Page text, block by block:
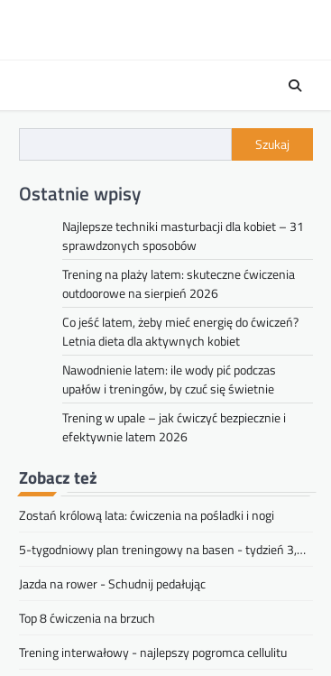
Szukaj
Ostatnie wpisy
Najlepsze techniki masturbacji dla kobiet – 31
sprawdzonych sposobów
Trening na plaży latem: skuteczne ćwiczenia
outdoorowe na sierpień 2026
Co jeść latem, żeby mieć energię do ćwiczeń?
Letnia dieta dla aktywnych kobiet
Nawodnienie latem: ile wody pić podczas
upałów i treningów, by czuć się świetnie
Trening w upale – jak ćwiczyć bezpiecznie i
efektywnie latem 2026
Zobacz też
Zostań królową lata: ćwiczenia na pośladki i nogi
5-tygodniowy plan treningowy na basen - tydzień 3,…
Jazda na rower - Schudnij pedałując
Top 8 ćwiczenia na brzuch
Trening interwałowy - najlepszy pogromca cellulitu